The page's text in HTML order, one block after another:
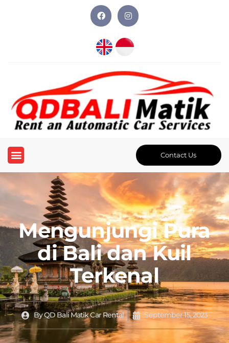
Contact Us
Mengunjungi Pura
di Bali dan Kuil
Terkenal
ByQD Bali Matik Car Rental September 15, 2023